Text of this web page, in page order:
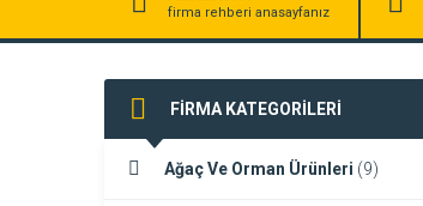
firma rehberi anasayfanız
FİRMA KATEGORİLERİ
Ağaç Ve Orman Ürünleri (9)